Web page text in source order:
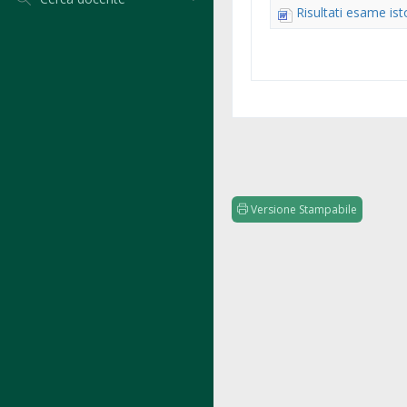
Risultati esame
Versione Stampabile